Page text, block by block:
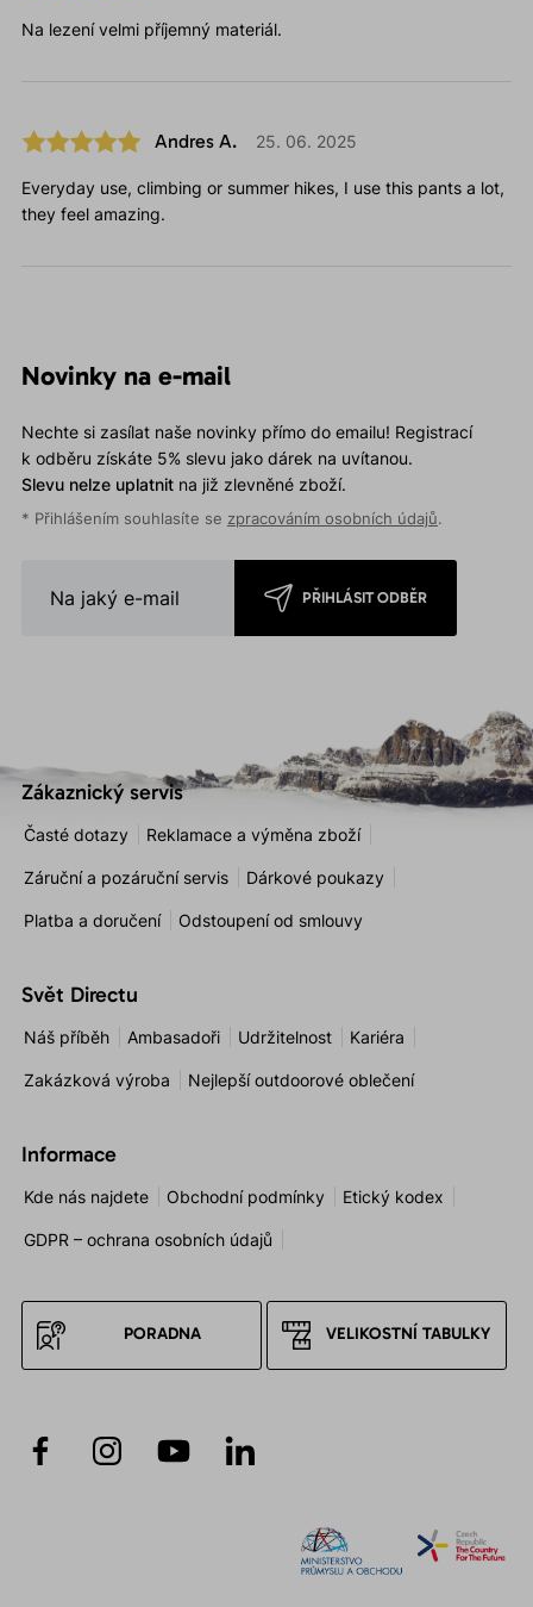
Na lezení velmi příjemný materiál.
Andres A. 25. 06. 2025
Everyday use, climbing or summer hikes, I use this pants a lot,
they feel amazing.
Novinky na e-mail
Nechte si zasílat naše novinky přímo do emailu! Registrací
k odběru získáte 5% slevu jako dárek na uvítanou.
Slevu nelze uplatnitna již zlevněné zboží.
* Přihlášením souhlasíte se zpracováním osobních údajů.
PŘIHLÁSIT ODBĚR
Zákaznický servis
Časté dotazy Reklamace a výměna zboží
Záruční a pozáruční servis Dárkové poukazy
Platba a doručení Odstoupení od smlouvy
Svět Directu
Náš příběh Ambasadoři Udržitelnost Kariéra
Zakázková výroba Nejlepší outdoorové oblečení
Informace
Kde nás najdete Obchodní podmínky Etický kodex
GDPR – ochrana osobních údajů
PORADNA VELIKOSTNÍ TABULKY